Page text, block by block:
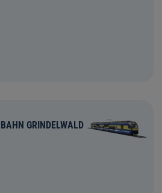
GRINDELWALD